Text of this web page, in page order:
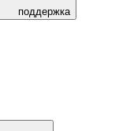
поддержка